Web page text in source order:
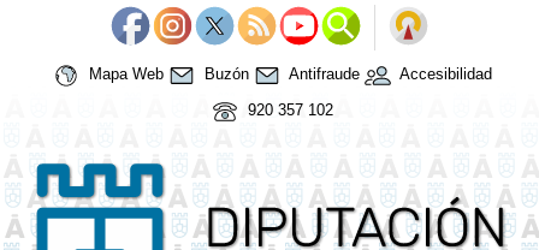
Mapa Web Buzón Antifraude
Accesibilidad
920 357 102